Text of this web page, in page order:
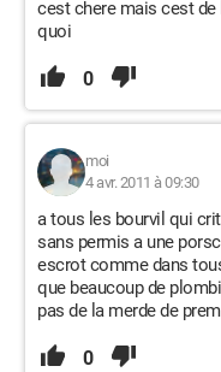
cest chere mais cest
quoi
0
moi
4 avr. 2011 à 09:30
a tous les bourvil qui
sans permis a une
escrot comme dans
que beaucoup de
pas de la merde de
0